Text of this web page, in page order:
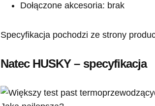
Dołączone akcesoria: brak
Specyfikacja pochodzi ze strony
Natec HUSKY – specyfikacja